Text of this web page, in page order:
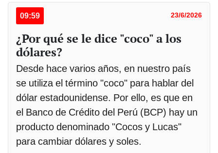
09:59 23/6/2026
¿Por qué se le dice "coco" a los
dólares?
Desde hace varios años, en nuestro país
se utiliza el término "coco" para hablar del
dólar estadounidense. Por ello, es que en
el Banco de Crédito del Perú (BCP) hay un
producto denominado "Cocos y Lucas"
para cambiar dólares y soles.